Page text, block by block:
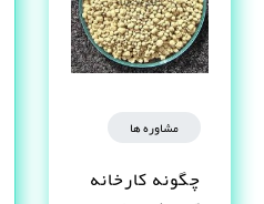
مشاوره ها
چگونه کارخانه